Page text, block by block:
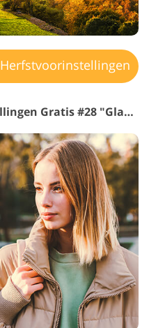
Herfstvoorinstellingen
Herfst Lightroom-voorinstellingen Gratis #28 "Glam"